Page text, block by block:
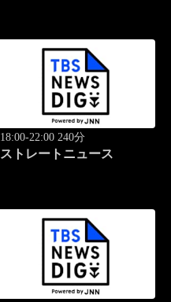
18:00-22:00 240分
ストレートニュース